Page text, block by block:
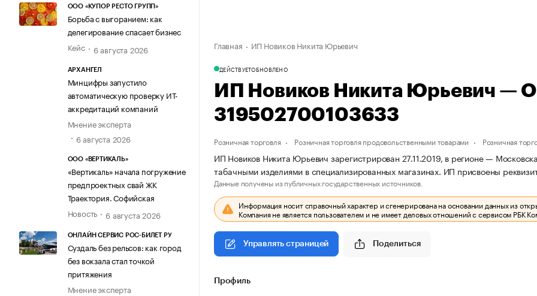
ООО «КУПОР РЕСТО ГРУПП»
Борьба с выгоранием: как
делегирование спасает бизнес
Кейс
6 августа 2026
АРХАНГЕЛ
Минцифры запустило
автоматическую проверку ИТ-
аккредитаций компаний
Мнение эксперта
6 августа 2026
ООО «ВЕРТИКАЛЬ»
«Вертикаль» начала погружение
предпроектных свай ЖК
Траектория. Софийская
Новость
6 августа 2026
ОНЛАЙН СЕРВИС РОС-БИЛЕТ РУ
Суздаль без рельсов: как город
без вокзала стал точкой
притяжения
Мнение эксперта
Главная ИП Новиков Никита Юрьевич
ДЕЙСТВУЕТОБНОВЛЕНО
ИП Новиков Никита Юрьевич —
319502700103633
Розничная торговля Розничная торговля продовольственными товарами Розничная
ИП Новиков Никита Юрьевич зарегистрирован 27.11.2019, в регионе —
табачными изделиями в специализированных магазинах. ИП присвоены
Данные получены из публичных государственных источников.
Информация носит справочный характер и сгенерирована на основании данных из
Компания не является пользователем и не имеет деловых отношений с сервисом РБК
Управлять страницей Поделиться
Профиль